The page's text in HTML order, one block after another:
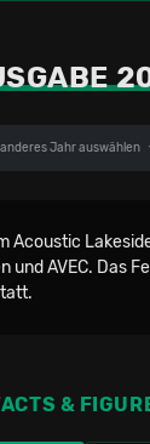
anderes Jahr auswählen
Acoustic
und AVEC. Das
&